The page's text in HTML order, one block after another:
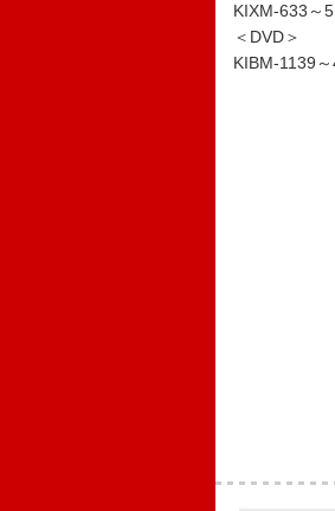
KIXM-633～
＜DVD＞
KIBM-1139